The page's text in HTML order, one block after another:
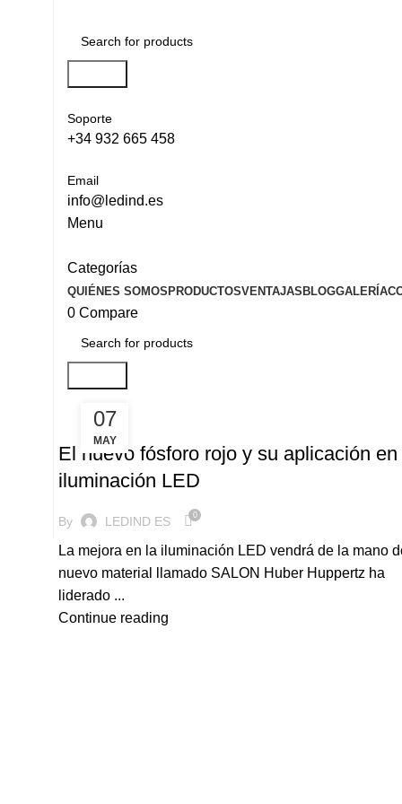
Soporte
+34 932 665 458‬
Email
info@ledind.es
Menu
Categorías
QUIÉNES SOMOS PRODUCTOSVENTAJAS BLOGGALERÍA
0 Compare
07
MAY
ILUMINACION LED
El nuevo fósforo rojo y su aplicación en
iluminación LED
By LEDIND ES 0
La mejora en la iluminación LED vendrá de la mano
nuevo material llamado SALON Huber Huppertz ha
liderado ...
Continue reading